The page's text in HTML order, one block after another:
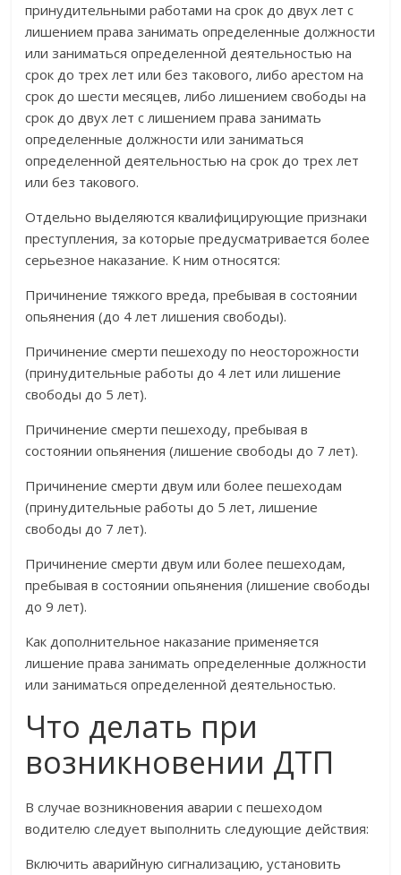
принудительными работами на срок до двух лет с
лишением права занимать определенные должности
или заниматься определенной деятельностью на
срок до трех лет или без такового, либо арестом на
срок до шести месяцев, либо лишением свободы на
срок до двух лет с лишением права занимать
определенные должности или заниматься
определенной деятельностью на срок до трех лет
или без такового.
Отдельно выделяются квалифицирующие признаки
преступления, за которые предусматривается более
серьезное наказание. К ним относятся:
Причинение тяжкого вреда, пребывая в состоянии
опьянения (до 4 лет лишения свободы).
Причинение смерти пешеходу по неосторожности
(принудительные работы до 4 лет или лишение
свободы до 5 лет).
Причинение смерти пешеходу, пребывая в
состоянии опьянения (лишение свободы до 7 лет).
Причинение смерти двум или более пешеходам
(принудительные работы до 5 лет, лишение
свободы до 7 лет).
Причинение смерти двум или более пешеходам,
пребывая в состоянии опьянения (лишение свободы
до 9 лет).
Как дополнительное наказание применяется
лишение права занимать определенные должности
или заниматься определенной деятельностью.
Что делать при
возникновении ДТП
В случае возникновения аварии с пешеходом
водителю следует выполнить следующие действия:
Включить аварийную сигнализацию, установить